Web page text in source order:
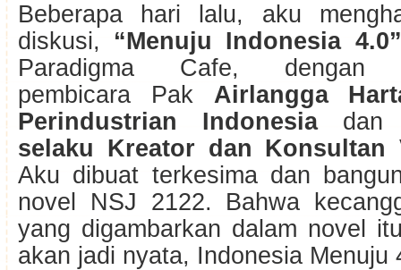
Beberapa hari lalu, aku
diskusi, “Menuju Indonesia 4.0”
Paradigma Cafe, dengan
pembicara Pak Airlangga
Perindustrian Indonesia
selaku Kreator dan Konsultan
Aku dibuat terkesima dan
novel NSJ 2122. Bahwa
yang digambarkan dalam novel
akan jadi nyata, Indonesia Menuju